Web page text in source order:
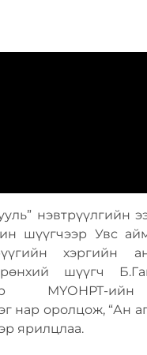
нэвтрүүлгийн
шүүгчээр Увс
хэргийн
шүүгч
МҮОНРТ-ийн
нар оролцож, “Ан
ярилцлаа.